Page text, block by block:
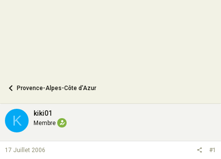
Provence-Alpes-Côte d'Azur
K kiki01
Membre
17 Juillet 2006 #1